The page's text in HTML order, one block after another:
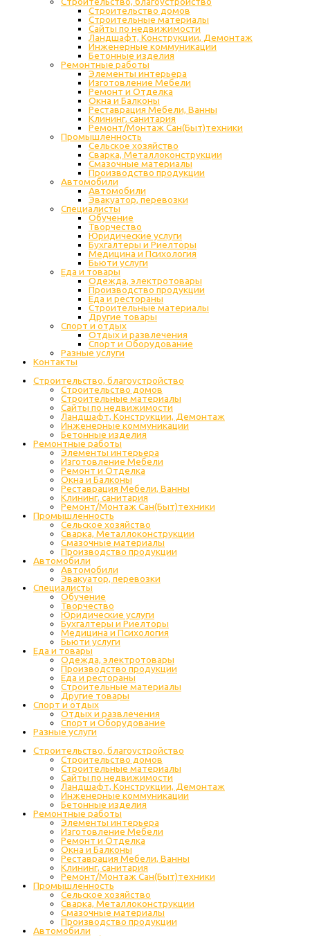
Строительство домов
Строительные материалы
Сайты по недвижимости
Ландшафт, Конструкции, Демонтаж
Инженерные коммуникации
Бетонные изделия
Ремонтные работы
Элементы интерьера
Изготовление Мебели
Ремонт и Отделка
Окна и Балконы
Реставрация Мебели, Ванны
Клининг, санитария
Ремонт/Монтаж Сан(Быт)техники
Промышленность
Cельское хозяйство
Сварка, Металлоконструкции
Cмазочные материалы
Производство продукции
Автомобили
Автомобили
Эвакуатор, перевозки
Специалисты
Обучение
Творчество
Юридические услуги
Бухгалтеры и Риелторы
Медицина и Психология
Бьюти услуги
Еда и товары
Одежда, электротовары
Производство продукции
Еда и рестораны
Строительные материалы
Другие товары
Спорт и отдых
Отдых и развлечения
Спорт и Оборудование
Разные услуги
Контакты
Строительство, благоустройство
Строительство домов
Строительные материалы
Сайты по недвижимости
Ландшафт, Конструкции, Демонтаж
Инженерные коммуникации
Бетонные изделия
Ремонтные работы
Элементы интерьера
Изготовление Мебели
Ремонт и Отделка
Окна и Балконы
Реставрация Мебели, Ванны
Клининг, санитария
Ремонт/Монтаж Сан(Быт)техники
Промышленность
Cельское хозяйство
Сварка, Металлоконструкции
Cмазочные материалы
Производство продукции
Автомобили
Автомобили
Эвакуатор, перевозки
Специалисты
Обучение
Творчество
Юридические услуги
Бухгалтеры и Риелторы
Медицина и Психология
Бьюти услуги
Еда и товары
Одежда, электротовары
Производство продукции
Еда и рестораны
Строительные материалы
Другие товары
Спорт и отдых
Отдых и развлечения
Спорт и Оборудование
Разные услуги
Строительство, благоустройство
Строительство домов
Строительные материалы
Сайты по недвижимости
Ландшафт, Конструкции, Демонтаж
Инженерные коммуникации
Бетонные изделия
Ремонтные работы
Элементы интерьера
Изготовление Мебели
Ремонт и Отделка
Окна и Балконы
Реставрация Мебели, Ванны
Клининг, санитария
Ремонт/Монтаж Сан(Быт)техники
Промышленность
Cельское хозяйство
Сварка, Металлоконструкции
Cмазочные материалы
Производство продукции
Автомобили